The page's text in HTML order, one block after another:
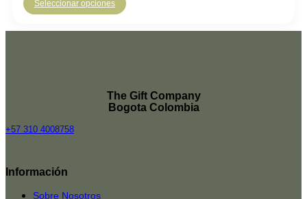
Seleccionar opciones
The Gift Company
Bogota Colombia
+57 310 4008758
Rated
2025-
Información
Sobre Nosotros